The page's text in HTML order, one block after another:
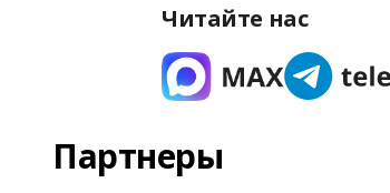
Читайте нас
Партнеры